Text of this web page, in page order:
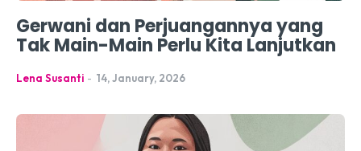
Gerwani dan Perjuangannya yang
Tak Main-Main Perlu Kita Lanjutkan
Lena Susanti - 14, January, 2026